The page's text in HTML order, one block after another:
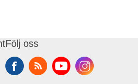
Följ oss